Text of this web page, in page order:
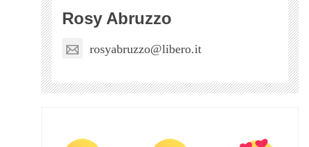
Rosy Abruzzo
rosyabruzzo@libero.it